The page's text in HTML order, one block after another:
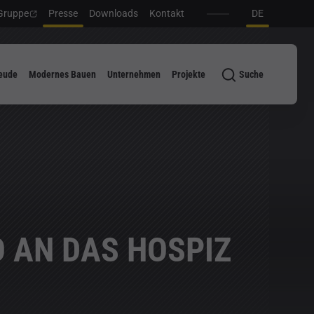
Presse Downloads Kontakt DE
Modernes Bauen Unternehmen Projekte Suche
AN DAS HOSPIZ